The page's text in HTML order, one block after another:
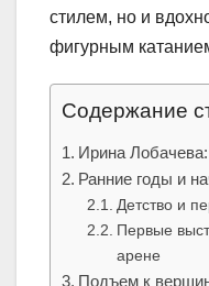
стилем, но и
фигурным
Содержание
Ирина
Ранние годы и
Детство и
Первые
арене
Подъем к